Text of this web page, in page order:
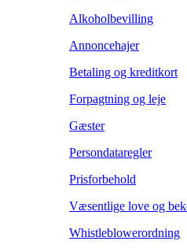
Alkoholbevilling
Annoncehajer
Betaling og kreditkort
Forpagtning og leje
Gæster
Persondataregler
Prisforbehold
Væsentlige love og
Whistleblowerordning